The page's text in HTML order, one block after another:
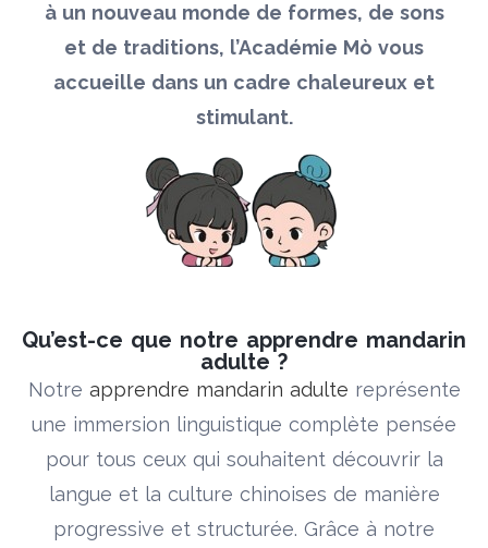
à un nouveau monde de formes, de sons
et de traditions, l’Académie Mò vous
accueille dans un cadre chaleureux et
stimulant.
Qu’est-ce que notre apprendre mandarin
adulte ?
Notre apprendre mandarin adulte représente
une immersion linguistique complète pensée
pour tous ceux qui souhaitent découvrir la
langue et la culture chinoises de manière
progressive et structurée. Grâce à notre